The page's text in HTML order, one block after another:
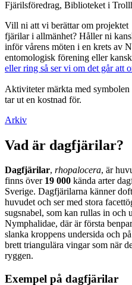
Fjärilsföredrag, Biblioteket i
Vill ni att vi berättar om
fjärilar i allmänhet? Håller ni
inför vårens möten i en krets av
entomologisk förening eller
eller ring så ser vi om det går att
Aktiviteter märkta med symbolen
tar ut en kostnad för.
Arkiv
Vad är dagfjärilar?
Dagfjärilar, rhopalocera, är
finns över 19 000 kända arter
Sverige. Dagfjärilarna känner
huvudet och ser med stora
sugsnabel, som kan rullas in och
Nymphalidae, där är första
slanka kroppens undersida och
brett triangulära vingar som när
ryggen.
Exempel på dagfjärilar